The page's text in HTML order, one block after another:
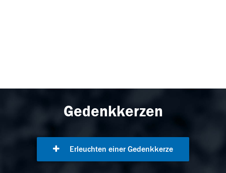
Gedenkkerzen
Erleuchten einer Gedenkkerze